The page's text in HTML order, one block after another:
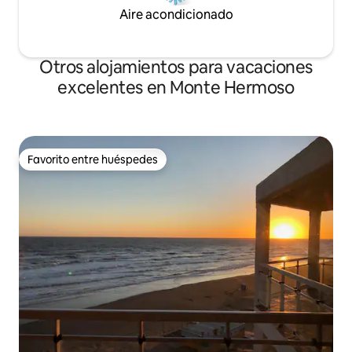
Aire acondicionado
Otros alojamientos para vacaciones
excelentes en Monte Hermoso
Favorito entre huéspedes
Favorito entre huéspedes